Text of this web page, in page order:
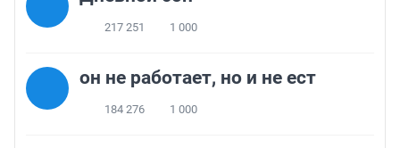
217 251 1 000
он не работает, но и не ест
184 276 1 000